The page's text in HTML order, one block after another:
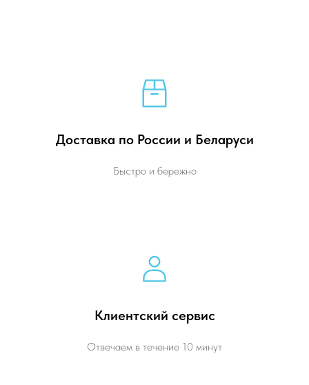
Доставка по России и Беларуси
Быстро и бережно
Клиентский сервис
Отвечаем в течение 10 минут